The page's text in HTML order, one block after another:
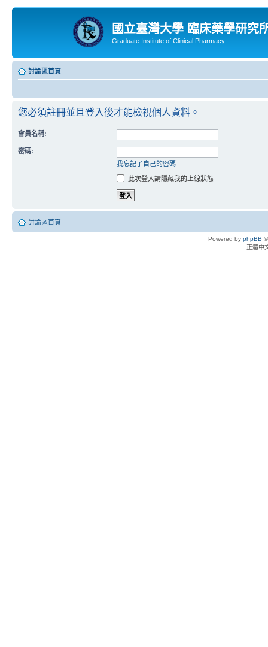
國立臺灣大學 臨床藥學研究
Graduate Institute of Clinical Pharmacy
討論區首頁
您必須註冊並且登入後才能檢視個人資料。
會員名稱:
密碼:
我忘記了自己的密碼
此次登入請隱藏我的上線狀態
討論區首頁
Powered by phpBB
正體中